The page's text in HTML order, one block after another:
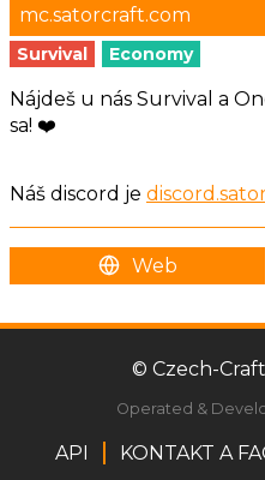
mc.satorcraft.com
Survival Economy
Nájdeš u nás Survival a
sa! ❤️
Náš discord je
Web
© Czech-
Operated &
API KONTAKT A